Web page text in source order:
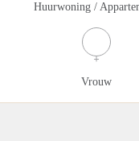
Huurwoning /
Vrouw